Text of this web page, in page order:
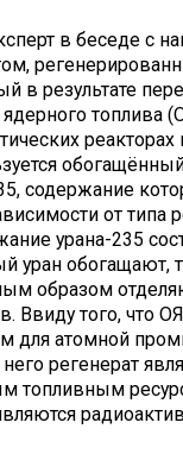
в беседе с
в результате
топлива
содержание
от типа
урана-235
уран обогащают,
образом
Ввиду того, что
для атомной
регенерат
топливным